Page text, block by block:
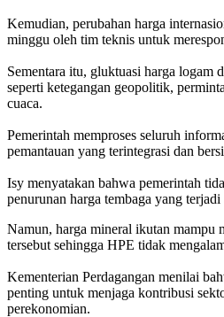
Kemudian, perubahan harga
minggu oleh tim teknis untuk
Sementara itu, gluktuasi harga logam
seperti ketegangan geopolitik,
cuaca.
Pemerintah memproses seluruh
pemantauan yang terintegrasi dan
Isy menyatakan bahwa pemerintah
penurunan harga tembaga yang
Namun, harga mineral ikutan mampu
tersebut sehingga HPE tidak
Kementerian Perdagangan menilai
penting untuk menjaga kontribusi
perekonomian.